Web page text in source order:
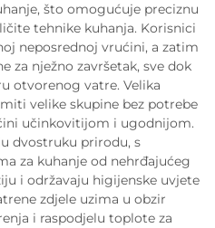
što omogućuje preciznu
tehnike kuhanja. Korisnici
neposrednoj vrućini, a zatim
za nježno završetak, sve dok
otvorenog vatre. Velika
velike skupine bez potrebe
učinkovitijom i ugodnijom.
dvostruku prirodu, s
za kuhanje od nehrđajućeg
i održavaju higijenske uvjete
zdjele uzima u obzir
i raspodjelu toplote za